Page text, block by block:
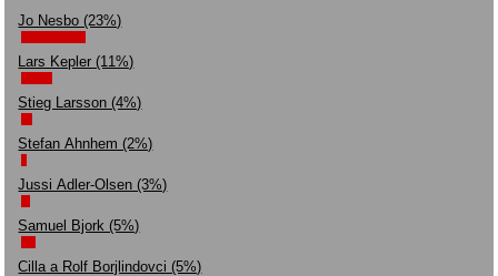
Jo Nesbo (23%)
Lars Kepler (11%)
Stieg Larsson (4%)
Stefan Ahnhem (2%)
Jussi Adler-Olsen (3%)
Samuel Bjork (5%)
Cilla a Rolf Borjlindovci (5%)